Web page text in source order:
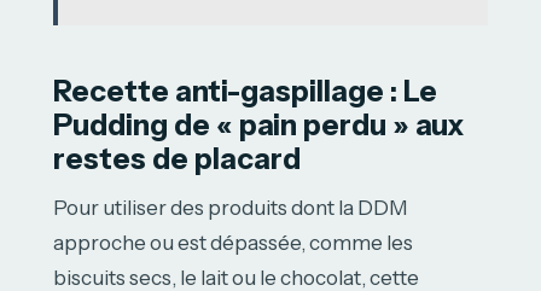
Recette anti-gaspillage : Le
Pudding de « pain perdu » aux
restes de placard
Pour utiliser des produits dont la DDM
approche ou est dépassée, comme les
biscuits secs, le lait ou le chocolat, cette